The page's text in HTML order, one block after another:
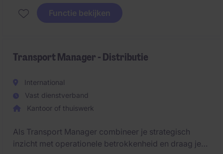
NIVELLES, vous jouerez un rôle clé dans
l'optimisation des flux et des processus logistiques.
Functie bekijken
Transport Manager - Distributie
International
Vast dienstverband
Kantoor of thuiswerk
Als Transport Manager combineer je strategisch
inzicht met operationele betrokkenheid en draag je